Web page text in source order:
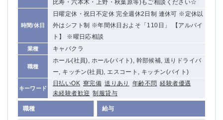
比寿・六本木・上野・秋葉原等)もご相談ください☆
時間/休日
日曜定休・祝日不定休 完全週休2日制 連休可 ※定休以
外はシフト制 ※年間休日およそ「110日」 【アルバイ
ト】 ※曜日応相談
業種 キャバクラ
職種
ホール(社員), ホール(バイト), 幹部候補, 送りドライバ
ー, キッチン(社員), エスコート, キッチン(バイト)
キーワード
日払いOK 寮完備 送りあり 年齢不問 経験者優遇
未経験者歓迎 制服貸与
職種 給与
たまプラーザ
大船
相模原
横須賀
桜木町
大宮
南越谷
川越
草加
南浦和